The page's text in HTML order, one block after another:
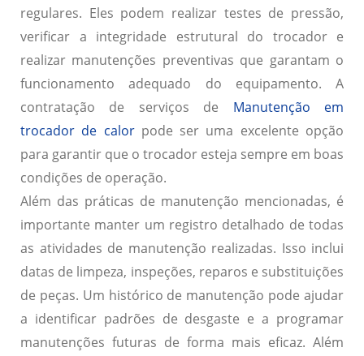
regulares. Eles podem realizar testes de pressão,
verificar a integridade estrutural do trocador e
realizar manutenções preventivas que garantam o
funcionamento adequado do equipamento. A
contratação de serviços de Manutenção em
trocador de calor pode ser uma excelente opção
para garantir que o trocador esteja sempre em boas
condições de operação.
Além das práticas de manutenção mencionadas, é
importante manter um registro detalhado de todas
as atividades de manutenção realizadas. Isso inclui
datas de limpeza, inspeções, reparos e substituições
de peças. Um histórico de manutenção pode ajudar
a identificar padrões de desgaste e a programar
manutenções futuras de forma mais eficaz. Além